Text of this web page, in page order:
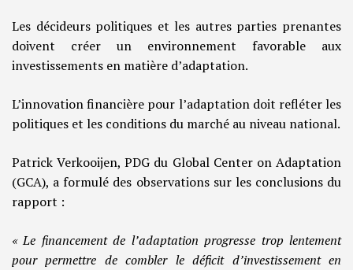
Les décideurs politiques et les autres parties prenantes
doivent créer un environnement favorable aux
investissements en matière d’adaptation.
L’innovation financière pour l’adaptation doit refléter les
politiques et les conditions du marché au niveau national.
Patrick Verkooijen, PDG du Global Center on Adaptation
(GCA), a formulé des observations sur les conclusions du
rapport :
« Le financement de l’adaptation progresse trop lentement
pour permettre de combler le déficit d’investissement en